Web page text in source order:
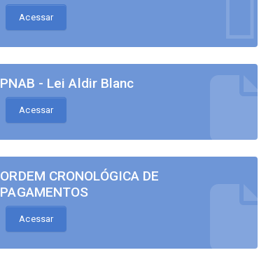
Acessar
PNAB - Lei Aldir Blanc
Acessar
ORDEM CRONOLÓGICA DE
PAGAMENTOS
Acessar